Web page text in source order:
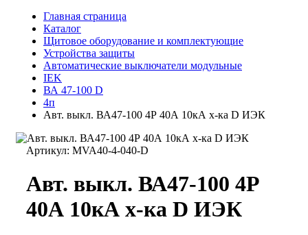
Главная страница
Каталог
Щитовое оборудование и комплектующие
Устройства защиты
Автоматические выключатели модульные
IEK
ВА 47-100 D
4п
Авт. выкл. ВА47-100 4Р 40А 10кА х-ка D ИЭК
Артикул: MVA40-4-040-D
Авт. выкл. ВА47-100 4Р
40А 10кА х-ка D ИЭК